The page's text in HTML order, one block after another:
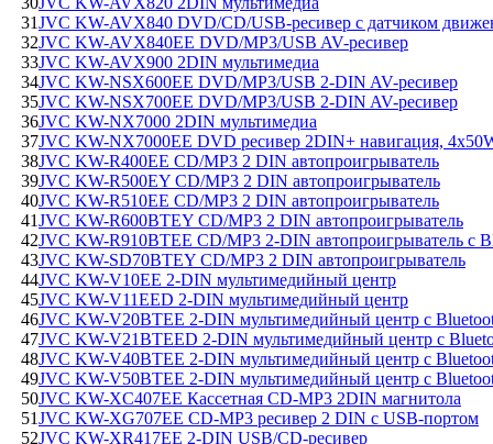
31JVC KW-AVX840 DVD/CD/USB-ресивер с датчиком
32JVC KW-AVX840EE DVD/MP3/USB AV-ресивер
33JVC KW-AVX900 2DIN мультимедиа
34JVC KW-NSX600EE DVD/MP3/USB 2-DIN AV-ресивер
35JVC KW-NSX700EE DVD/MP3/USB 2-DIN AV-ресивер
36JVC KW-NX7000 2DIN мультимедиа
37JVC KW-NX7000EE DVD ресивер 2DIN+ навигация,
38JVC KW-R400EE CD/MP3 2 DIN автопроигрыватель
39JVC KW-R500EY CD/MP3 2 DIN автопроигрыватель
40JVC KW-R510EE CD/MP3 2 DIN автопроигрыватель
41JVC KW-R600BTEY CD/MP3 2 DIN автопроигрыватель
42JVC KW-R910BTEE CD/MP3 2-DIN автопроигрыватель с
43JVC KW-SD70BTEY CD/MP3 2 DIN автопроигрыватель
44JVC KW-V10EE 2-DIN мультимедийный центр
45JVC KW-V11EED 2-DIN мультимедийный центр
46JVC KW-V20BTEE 2-DIN мультимедийный центр c
47JVC KW-V21BTEED 2-DIN мультимедийный центр c
48JVC KW-V40BTEE 2-DIN мультимедийный центр c
49JVC KW-V50BTEE 2-DIN мультимедийный центр c
50JVC KW-XC407EE Кассетная CD-MP3 2DIN магнитола
51JVC KW-XG707EE CD-MP3 ресивер 2 DIN с USB-портом
52JVC KW-XR417EE 2-DIN USB/CD-ресивер